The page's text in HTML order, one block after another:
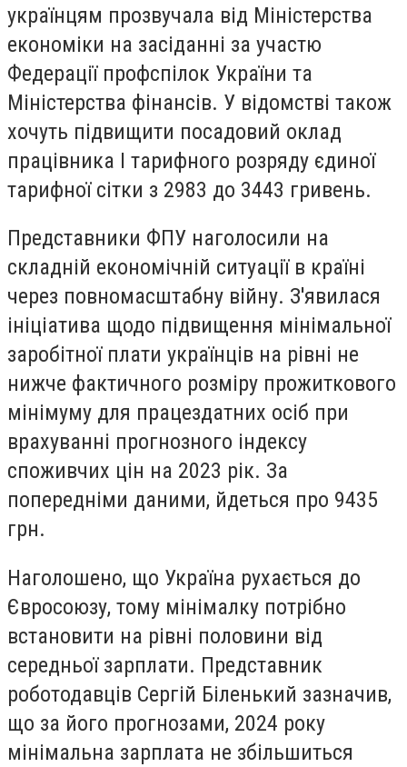
українцям прозвучала від Міністерства
економіки на засіданні за участю
Федерації профспілок України та
Міністерства фінансів. У відомстві також
хочуть підвищити посадовий оклад
працівника І тарифного розряду єдиної
тарифної сітки з 2983 до 3443 гривень.
Представники ФПУ наголосили на
складній економічній ситуації в країні
через повномасштабну війну. З'явилася
ініціатива щодо підвищення мінімальної
заробітної плати українців на рівні не
нижче фактичного розміру прожиткового
мінімуму для працездатних осіб при
врахуванні прогнозного індексу
споживчих цін на 2023 рік. За
попередніми даними, йдеться про 9435
грн.
Наголошено, що Україна рухається до
Євросоюзу, тому мінімалку потрібно
встановити на рівні половини від
середньої зарплати. Представник
роботодавців Сергій Біленький зазначив,
що за його прогнозами, 2024 року
мінімальна зарплата не збільшиться